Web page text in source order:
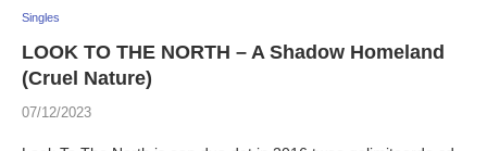
Singles
LOOK TO THE NORTH – A Shadow Homeland
(Cruel Nature)
07/12/2023